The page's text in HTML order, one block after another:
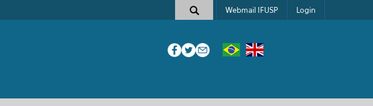
Formulário de busca
Webmail IFUSP Login